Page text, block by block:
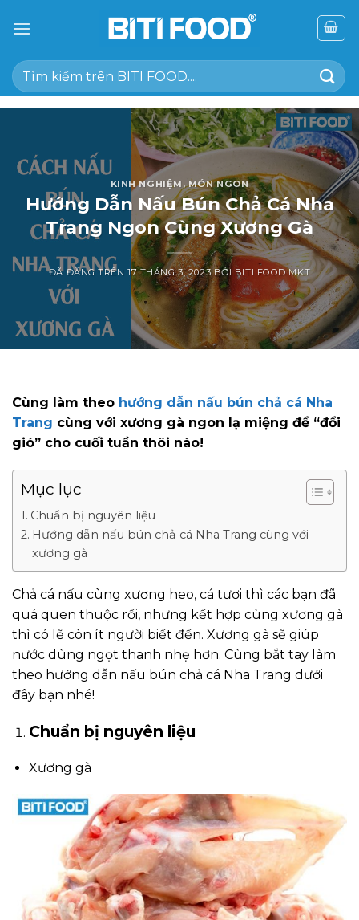
đến
dung
Tìm
kiếm:
KINH NGHIỆM ,MÓN NGON
Hướng Dẫn Nấu Bún Chả Cá Nha
Trang Ngon Cùng Xương Gà
ĐÃ ĐĂNG TRÊN17 THÁNG 3, 2023 BỞI BITI FOOD MKT
Cùng làm theo hướng dẫn nấu bún chả cá Nha
Trang cùng với xương gà ngon lạ miệng để “đổi
gió” cho cuối tuần thôi nào!
Mục lục
Chuẩn bị nguyên liệu
Hướng dẫn nấu bún chả cá Nha Trang cùng với
xương gà
Chả cá nấu cùng xương heo, cá tươi thì các bạn đã
quá quen thuộc rồi, nhưng kết hợp cùng xương gà
thì có lẽ còn ít người biết đến. Xương gà sẽ giúp
nước dùng ngọt thanh nhẹ hơn. Cùng bắt tay làm
theo hướng dẫn nấu bún chả cá Nha Trang dưới
đây bạn nhé!
Chuẩn bị nguyên liệu
Xương gà